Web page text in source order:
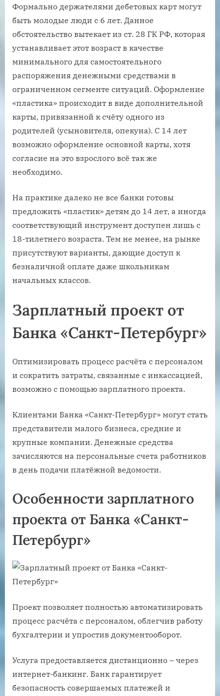
Формально держателями дебетовых карт могут
быть молодые люди с 6 лет. Данное
обстоятельство вытекает из ст. 28 ГК РФ, которая
устанавливает этот возраст в качестве
минимального для самостоятельного
распоряжения денежными средствами в
ограниченном сегменте ситуаций. Оформление
«пластика» происходит в виде дополнительной
карты, привязанной к счёту одного из
родителей (усыновителя, опекуна). С 14 лет
возможно оформление основной карты, хотя
согласие на это взрослого всё так же
необходимо.
На практике далеко не все банки готовы
предложить «пластик» детям до 14 лет, а иногда
соответствующий инструмент доступен лишь с
18-тилетнего возраста. Тем не менее, на рынке
присутствуют варианты, дающие доступ к
безналичной оплате даже школьникам
начальных классов.
Зарплатный проект от
Банка «Санкт-Петербург»
Оптимизировать процесс расчёта с персоналом
и сократить затраты, связанные с инкассацией,
возможно с помощью зарплатного проекта.
Клиентами Банка «Санкт-Петербург» могут стать
представители малого бизнеса, средние и
крупные компании. Денежные средства
зачисляются на персональные счета работников
в день подачи платёжной ведомости.
Особенности зарплатного
проекта от Банка «Санкт-
Петербург»
Проект позволяет полностью автоматизировать
процесс расчёта с персоналом, облегчив работу
бухгалтерии и упростив документооборот.
Услуга предоставляется дистанционно – через
интернет-банкинг. Банк гарантирует
безопасность совершаемых платежей и